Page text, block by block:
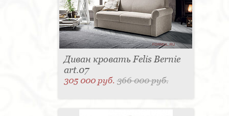
Диван кровать Felis Bernie
art.07
305 000 руб.366 000 руб.